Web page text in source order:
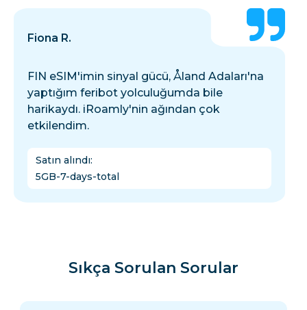
Fiona R.
FIN eSIM'imin sinyal gücü, Åland Adaları'na
yaptığım feribot yolculuğumda bile
harikaydı. iRoamly'nin ağından çok
etkilendim.
Satın alındı:
5GB-7-days-total
Sıkça Sorulan Sorular